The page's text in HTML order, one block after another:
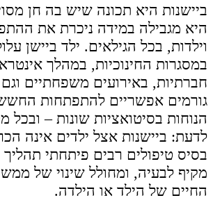
ביישנות היא תכונה שיש בה חן
היא מגבילה במידה ניכרת את
וילדות, בכל הגילאים. ילד ביישן
במסגרות החינוכיות, במהלך
חברתיות, באירועים משפחתיים
גורמים אפשריים להתפתחות
הנוחות בסיטואציות שונות –
לדעת: ביישנות אצל ילדים אינה
בסיס טיפולים רבים פיתחתי
מקיף לבעיה, ומחולל שינוי של
החיים של הילד או הילדה.